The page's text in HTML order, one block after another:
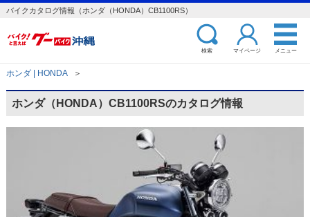
バイクカタログ情報（ホンダ（HONDA）CB1100RS）
検索 マイページ メニュー
ホンダ | HONDA ＞
ホンダ（HONDA）CB1100RSのカタログ情報